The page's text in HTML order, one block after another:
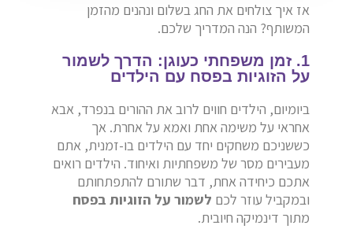
אז איך צולחים את החג בשלום ונהנים מהזמן
המשותף? הנה המדריך שלכם.
1. זמן משפחתי כעוגן: הדרך לשמור
על הזוגיות בפסח עם הילדים
ביומיום, הילדים חווים לרוב את ההורים בנפרד, אבא
אחראי על משימה אחת ואמא על אחרת. אך
כששניכם משחקים יחד עם הילדים בו-זמנית, אתם
מעבירים מסר של משפחתיות ואיחוד. הילדים רואים
אתכם כיחידה אחת, דבר שתורם להתפתחותם
ובמקביל עוזר לכם לשמור על הזוגיות בפסח
מתוך דינמיקה חיובית.